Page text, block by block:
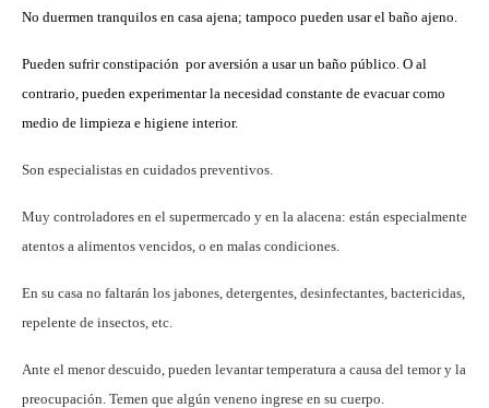
No duermen tranquilos en casa ajena; tampoco pueden usar el baño ajeno.
Pueden sufrir constipación por aversión a usar un baño público. O al
contrario, pueden experimentar la necesidad constante de evacuar como
medio de limpieza e higiene interior.
Son especialistas en cuidados preventivos.
Muy controladores en el supermercado y en la alacena: están especialmente
atentos a alimentos vencidos, o en malas condiciones.
En su casa no faltarán los jabones, detergentes, desinfectantes, bactericidas,
repelente de insectos, etc.
Ante el menor descuido, pueden levantar temperatura a causa del temor y la
preocupación. Temen que algún veneno ingrese en su cuerpo.